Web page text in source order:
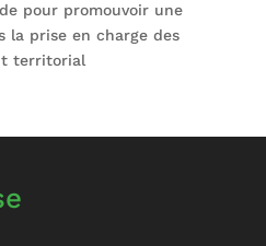
pour promouvoir une
la prise en charge des
territorial